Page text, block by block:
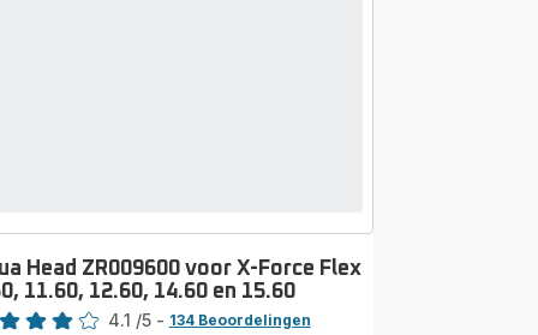
Head ZR009600 voor X-Force Flex
11.60, 12.60, 14.60 en 15.60
4.1 /5 - 134 Beoordelingen